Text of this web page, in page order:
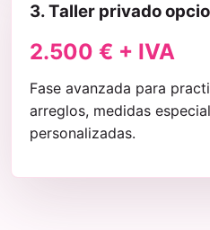
3. Taller privado
2.500 € + IVA
Fase avanzada para
arreglos, medidas
personalizadas.